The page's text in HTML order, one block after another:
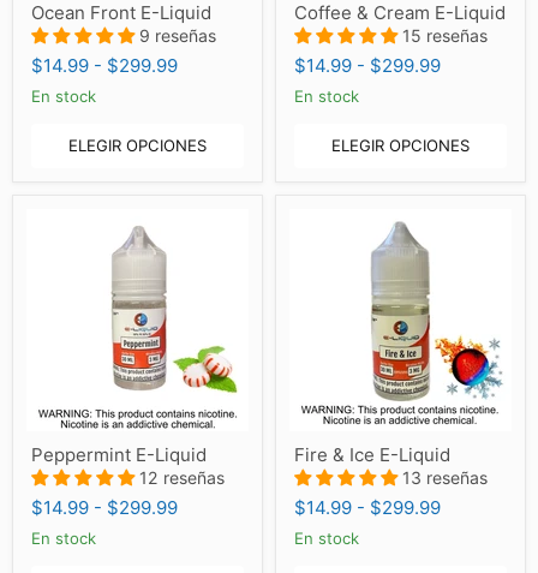
Front
E-
Liquid
Ocean Front E-Liquid
9 reseñas
$14.99 - $299.99
En stock
ELEGIR OPCIONES
&
Cream
E-
Liquid
Coffee & Cream E-Liquid
15 reseñas
$14.99 - $299.99
En stock
ELEGIR OPCIONES
E-
Liquid
Peppermint E-Liquid
12 reseñas
$14.99 - $299.99
En stock
&
Ice
E-
Liquid
Fire & Ice E-Liquid
13 reseñas
$14.99 - $299.99
En stock